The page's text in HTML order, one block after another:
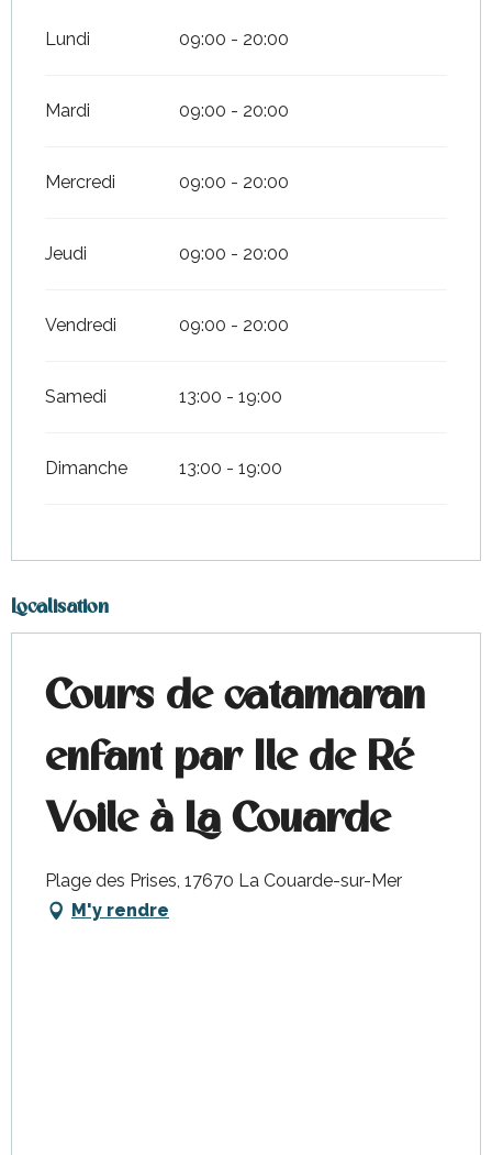
Lundi 09:00 - 20:00
Mardi 09:00 - 20:00
Mercredi 09:00 - 20:00
Jeudi 09:00 - 20:00
Vendredi 09:00 - 20:00
Samedi 13:00 - 19:00
Dimanche 13:00 - 19:00
Localisation
Cours de catamaran
enfant par Ile de Ré
Voile à La Couarde
Plage des Prises, 17670 La Couarde-sur-Mer
M'y rendre